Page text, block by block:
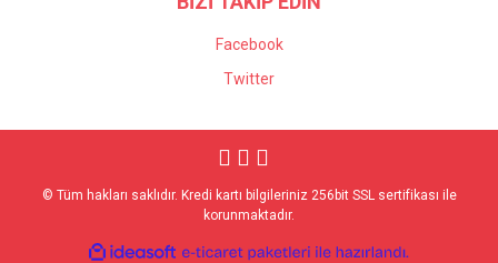
Facebook
Twitter
© Tüm hakları saklıdır. Kredi kartı bilgileriniz 256bit SSL sertifikası ile
korunmaktadır.
ideasoft e-